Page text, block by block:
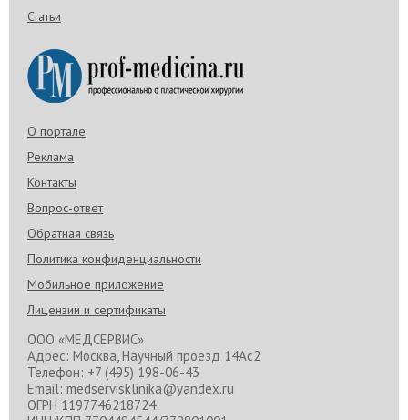
Статьи
О портале
Реклама
Контакты
Вопрос-ответ
Обратная связь
Политика конфиденциальности
Мобильное приложение
Лицензии и сертификаты
ООО «МЕДСЕРВИС»
Адрес: Москва, Научный проезд 14Ас2
Телефон: +7 (495) 198-06-43
Email: medservisklinika@yandex.ru
ОГРН 1197746218724